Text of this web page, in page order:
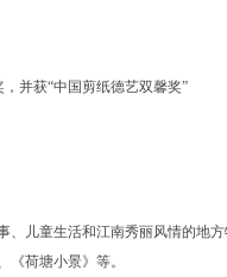
并获“中国剪纸德艺双馨奖”
儿童生活和江南秀丽风情的地
荷塘小景》等。